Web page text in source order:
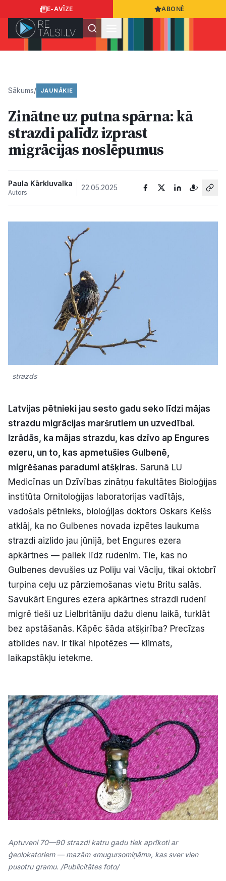
E-AVĪZE ABONĒ
Ziņas
Sabiedrība
Dzīvesstils
Bizness
Video
Vieta
Pasākumi
Reklāma
Politiskā reklāma
Par mums
Kontakti
Ziņo redakcijai
Facebook Instagram YouTube
E-avīze Abonē
Sākums/ JAUNĀKIE
Zinātne uz putna spārna: kā
strazdi palīdz izprast
migrācijas noslēpumus
Paula Kārkluvalka
Autors
22.05.2025
strazds
Latvijas pētnieki jau sesto gadu seko līdzi mājas
strazdu migrācijas maršrutiem un uzvedībai.
Izrādās, ka mājas strazdu, kas dzīvo ap Engures
ezeru, un to, kas apmetušies Gulbenē,
migrēšanas paradumi atšķiras. Sarunā LU
Medicīnas un Dzīvības zinātņu fakultātes Bioloģijas
institūta Ornitoloģijas laboratorijas vadītājs,
vadošais pētnieks, bioloģijas doktors Oskars Keišs
atklāj, ka no Gulbenes novada izpētes laukuma
strazdi aizlido jau jūnijā, bet Engures ezera
apkārtnes — paliek līdz rudenim. Tie, kas no
Gulbenes devušies uz Poliju vai Vāciju, tikai oktobrī
turpina ceļu uz pārziemošanas vietu Britu salās.
Savukārt Engures ezera apkārtnes strazdi rudenī
migrē tieši uz Lielbritāniju dažu dienu laikā, turklāt
bez apstāšanās. Kāpēc šāda atšķirība? Precīzas
atbildes nav. Ir tikai hipotēzes — klimats,
laikapstākļu ietekme.
Aptuveni 70—90 strazdi katru gadu tiek aprīkoti ar
ģeolokatoriem — mazām «mugursomiņām», kas sver vien
pusotru gramu. /Publicitātes foto/